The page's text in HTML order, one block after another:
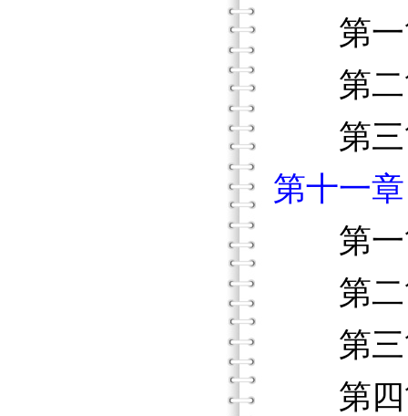
第一
第二
第三
第十一
第一
第二
第三
第四